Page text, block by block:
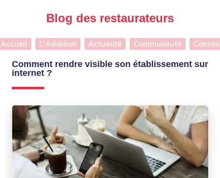
Blog des restaurateurs
Accueil L'Addition Actualité Communauté Conseil
Comment rendre visible son établissement sur
internet ?